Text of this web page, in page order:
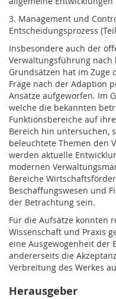
3. Management und
Entscheidungsprozess
Insbesondere auch der
Verwaltungsführung
Grundsätzen hat im Zuge
Frage nach der Adaption
Ansätze aufgeworfen. Im
welche die bekannten
Funktionsbereiche auf
Bereich hin untersuchen,
beleuchtete Themen den
werden aktuelle
modernen
Bereiche
Beschaffungswesen und
der Betrachtung sein.
Für die Aufsätze konnten
Wissenschaft und Praxis
eine Ausgewogenheit der
andererseits die
Verbreitung des Werkes
Herausgeber